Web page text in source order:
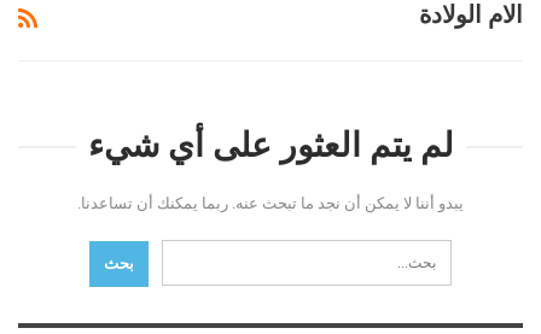
الام الولادة
لم يتم العثور على أي شيء
يبدو أننا لا يمكن أن نجد ما تبحث عنه. ربما يمكنك أن تساعدنا.